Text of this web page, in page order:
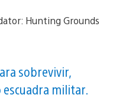
sobrevivir,
militar.